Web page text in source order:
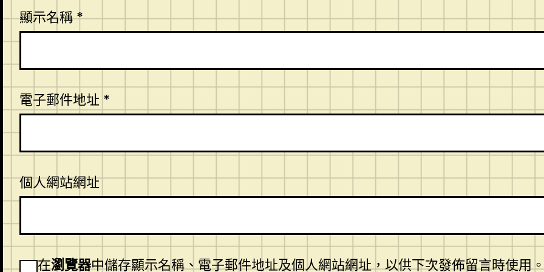
顯示名稱*
電子郵件地址 *
個人網站網址
在瀏覽器中儲存顯示名稱、電子郵件地址及個人網站網址，以供下次發佈留言時使用